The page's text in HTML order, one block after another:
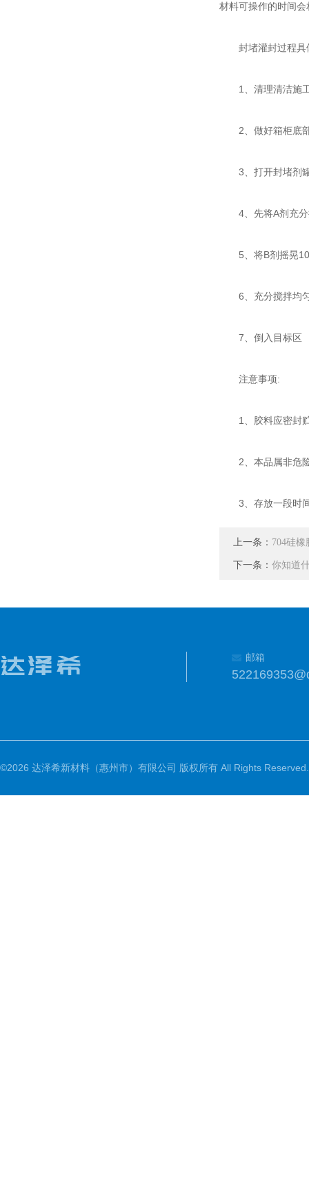
材料可操作的时间会
封堵灌封过程具
1、清理清洁施
2、做好箱柜底部
3、打开封堵剂
4、先将A剂充分
5、将B剂摇晃10
6、充分搅拌均匀
7、倒入目标区
注意事项:
1、胶料应密封贮
2、本品属非危险
3、存放一段时间
上一条： 704硅
下一条： 你知道
邮箱
©2026 达泽希新材料（惠州市）有限公司 版权所有 All Rights Reserved.